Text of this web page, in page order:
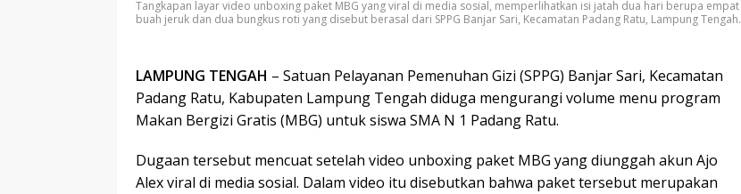
Tangkapan layar video unboxing paket MBG yang viral di media sosial, memperlihatkan isi jatah dua hari berupa empat
buah jeruk dan dua bungkus roti yang disebut berasal dari SPPG Banjar Sari, Kecamatan Padang Ratu, Lampung Tengah.
LAMPUNG TENGAH – Satuan Pelayanan Pemenuhan Gizi (SPPG) Banjar Sari, Kecamatan
Padang Ratu, Kabupaten Lampung Tengah diduga mengurangi volume menu program
Makan Bergizi Gratis (MBG) untuk siswa SMA N 1 Padang Ratu.
Dugaan tersebut mencuat setelah video unboxing paket MBG yang diunggah akun Ajo
Alex viral di media sosial. Dalam video itu disebutkan bahwa paket tersebut merupakan